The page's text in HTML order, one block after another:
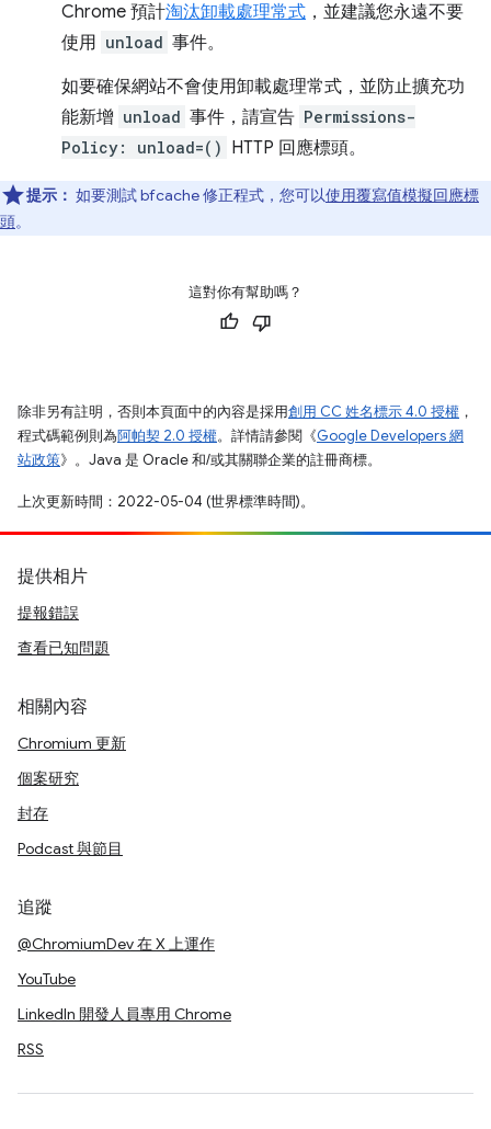
Chrome 預計淘汰卸載處理常式 ，並建議您永遠不要
使用 unload 事件。
如要確保網站不會使用卸載處理常式，並防止擴充功
能新增 unload 事件，請宣告 Permissions-
Policy: unload=() HTTP 回應標頭。
提示： 如要測試 bfcache 修正程式，您可以使用覆寫值模擬回應標
頭。
這對你有幫助嗎？
除非另有註明，否則本頁面中的內容是採用創用 CC 姓名標示 4.0 授權 ，
程式碼範例則為阿帕契 2.0 授權。詳情請參閱《Google Developers 網
站政策》。Java 是 Oracle 和/或其關聯企業的註冊商標。
上次更新時間：2022-05-04 (世界標準時間)。
提供相片
提報錯誤
查看已知問題
相關內容
Chromium 更新
個案研究
封存
Podcast 與節目
追蹤
@ChromiumDev 在 X 上運作
YouTube
LinkedIn 開發人員專用 Chrome
RSS